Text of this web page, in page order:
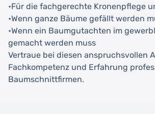
•Für die fachgerechte Kronenpflege
•Wenn ganze Bäume gefällt werden
•Wenn ein Baumgutachten im
gemacht werden muss
Vertraue bei diesen anspruchsvollen
Fachkompetenz und Erfahrung
Baumschnittfirmen.